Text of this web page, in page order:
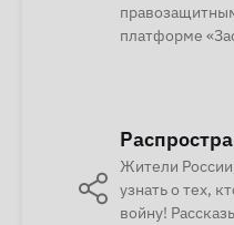
платформе
Жители
узнать о тех,
войну!